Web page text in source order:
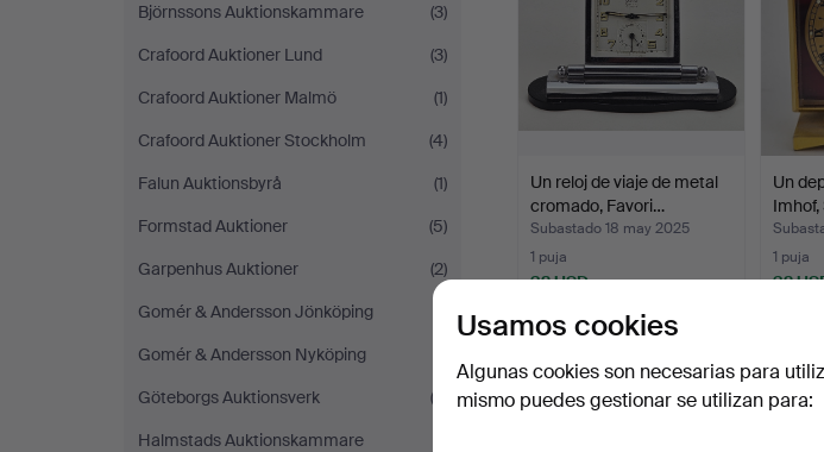
Björnssons Auktionskammare
(3)
Crafoord Auktioner Lund
(3)
Crafoord Auktioner Malmö
(1)
Crafoord Auktioner Stockholm
(4)
Falun Auktionsbyrå
(1)
Formstad Auktioner
(5)
Garpenhus Auktioner
(2)
Gomér & Andersson Jönköping
Gomér & Andersson Nyköping
Göteborgs Auktionsverk
(3)
Halmstads Auktionskammare
Un reloj de viaje de metal
cromado, Favori…
Subastado 18 may 2025
1 puja
32 USD
Un
1 puja
32
Usamos cookies
Algunas cookies son necesarias para
mismo puedes gestionar se utilizan para: